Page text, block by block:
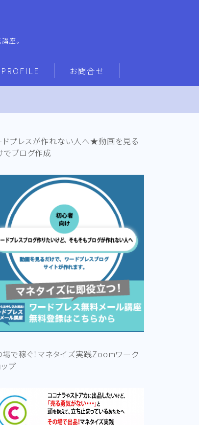
座。
PROFILE お問合せ
ドプレスが作れない人へ★動画を見る
でブログ作成
場で稼ぐ！マネタイズ実践Zoomワーク
プ